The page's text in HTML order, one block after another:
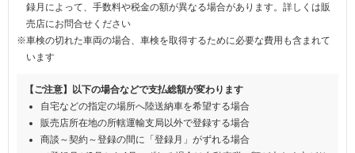
録月によって、手数料や税金の額が異なる場合があります。詳しくは販
売店にお問合せください
※車検の切れた車両の場合、車検を取得するために必要な費用も含まれて
います
【ご注意】以下の場合などで支払総額が変わります
自宅などの指定の場所へ陸送納車を希望する場合
販売店所在地の所轄運輸支局以外で登録する場合
商談～契約～登録の間に「登録月」がずれる場合